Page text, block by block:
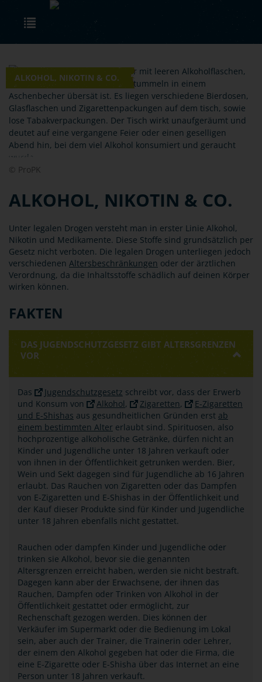
Skip to main content
ALKOHOL, NIKOTIN & CO.
© ProPK
ALKOHOL, NIKOTIN & CO.
Unter legalen Drogen versteht man in erster Linie Alkohol,
Nikotin und Medikamente. Diese Stoffe sind grundsätzlich per
Gesetz nicht verboten. Die legalen Drogen unterliegen jedoch
verschiedenen Altersbeschränkungen oder der ärztlichen
Verordnung, da die Inhaltsstoffe schädlich auf deinen Körper
wirken können.
FAKTEN
DAS JUGENDSCHUTZGESETZ GIBT ALTERSGRENZEN
VOR
Das Jugendschutzgesetz schreibt vor, dass der Erwerb
und Konsum von
Alkohol, Zigaretten,
E-Zigaretten
und E-Shishas aus gesundheitlichen Gründen erst ab
einem bestimmten Alter erlaubt sind. Spirituosen, also
hochprozentige alkoholische Getränke, dürfen nicht an
Kinder und Jugendliche unter 18 Jahren verkauft oder
von ihnen in der Öffentlichkeit getrunken werden. Bier,
Wein und Sekt dagegen sind für Jugendliche ab 16 Jahren
erlaubt. Das Rauchen von Zigaretten oder das Dampfen
von E-Zigaretten und E-Shishas in der Öffentlichkeit und
der Kauf dieser Produkte sind für Kinder und Jugendliche
unter 18 Jahren ebenfalls nicht gestattet.
Rauchen oder dampfen Kinder und Jugendliche oder
trinken sie Alkohol, bevor sie die genannten
Altersgrenzen erreicht haben, werden sie nicht bestraft.
Dagegen kann aber der Erwachsene, der ihnen das
Rauchen, Dampfen oder Trinken von Alkohol in der
Öffentlichkeit gestattet oder ermöglicht, zur
Rechenschaft gezogen werden. Dies können der
Verkäufer im Supermarkt oder die Bedienung im Lokal
sein, aber auch der Trainer, die Trainerin oder Lehrer,
der einem den Alkohol gegeben hat oder die Firma, die
eine E-Zigarette oder E-Shisha über das Internet an eine
Person unter 18 Jahren verkauft.